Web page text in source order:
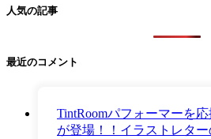
人気の記事
最近のコメント
TintRoomパフォーマーを
が登場！！イラストレタ